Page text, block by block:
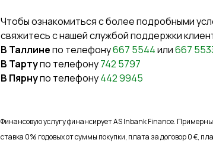
Чтобы ознакомиться с более подробными
свяжитесь с нашей службой поддержки
В Таллинепо телефону667 5544или667
В Тартупо телефону742 5797
В Пярнупо телефону442 9945
Финансовую услугу финансирует AS Inbank Finance.
ставка 0% годовых от суммы покупки, плата за договор 0 €,